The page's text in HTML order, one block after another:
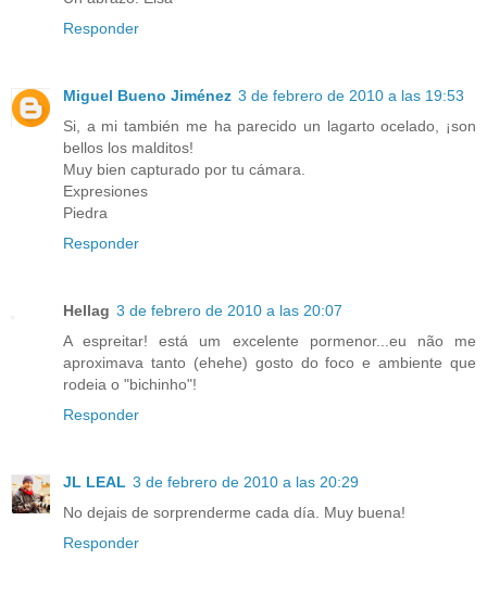
Responder
Miguel Bueno Jiménez 3 de febrero de 2010 a las 19:53
Si, a mi también me ha parecido un lagarto ocelado, ¡son
bellos los malditos!
Muy bien capturado por tu cámara.
Expresiones
Piedra
Responder
Hellag 3 de febrero de 2010 a las 20:07
A espreitar! está um excelente pormenor...eu não me
aproximava tanto (ehehe) gosto do foco e ambiente que
rodeia o "bichinho"!
Responder
JL LEAL 3 de febrero de 2010 a las 20:29
No dejais de sorprenderme cada día. Muy buena!
Responder